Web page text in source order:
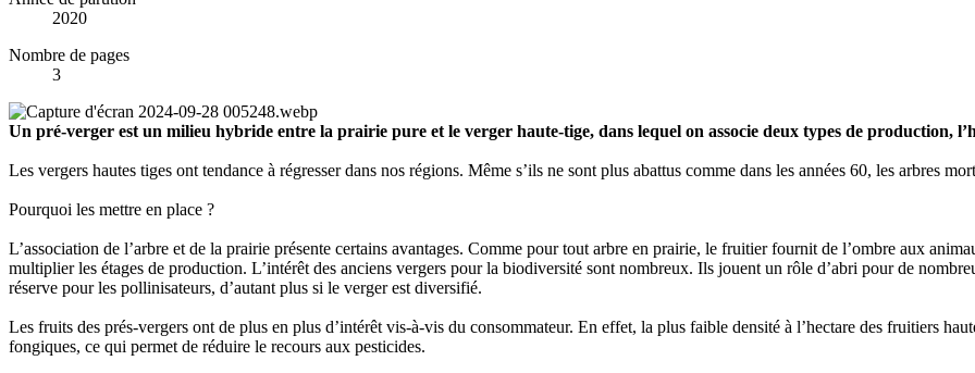
2020
Nombre de pages
3
Un pré-verger est un milieu hybride entre la prairie pure et le verger haute-tige, dans lequel on associe deux types de production,
Les vergers hautes tiges ont tendance à régresser dans nos régions. Même s’ils ne sont plus abattus comme dans les années 60, les arbres
Pourquoi les mettre en place ?
L’association de l’arbre et de la prairie présente certains avantages. Comme pour tout arbre en prairie, le fruitier fournit de l’ombre aux
multiplier les étages de production. L’intérêt des anciens vergers pour la biodiversité sont nombreux. Ils jouent un rôle d’abri pour de
réserve pour les pollinisateurs, d’autant plus si le verger est diversifié.
Les fruits des prés-vergers ont de plus en plus d’intérêt vis-à-vis du consommateur. En effet, la plus faible densité à l’hectare des fruitiers
fongiques, ce qui permet de réduire le recours aux pesticides.